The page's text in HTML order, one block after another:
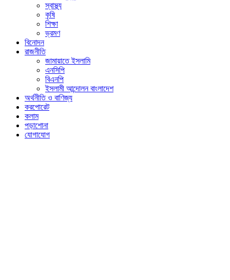
স্বাস্থ্য
কৃষি
শিক্ষা
ভ্রমণ
বিনোদন
রাজনীতি
জামায়াতে ইসলামি
এনসিপি
বিএনপি
ইসলামী আন্দোলন বাংলাদেশ
অর্থনীতি ও বাণিজ্য
করপোরেট
কলাম
পড়াশোনা
যোগাযোগ